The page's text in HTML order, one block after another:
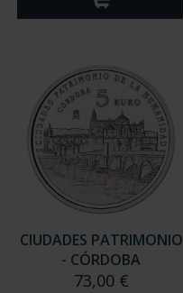
CIUDADES PATRIMONIO
- CÓRDOBA
73,00 €